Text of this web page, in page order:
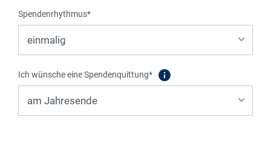
Spendenrhythmus*
Ich wünsche eine Spendenquittung*